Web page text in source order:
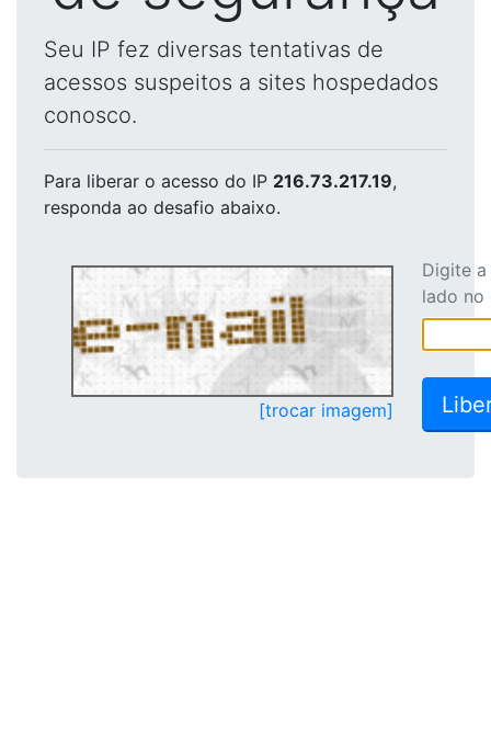
Seu IP fez diversas tentativas de
acessos suspeitos a sites hospedados
conosco.
Para liberar o acesso do IP 216.73.217.19,
responda ao desafio abaixo.
[trocar imagem]
Digite
lado no